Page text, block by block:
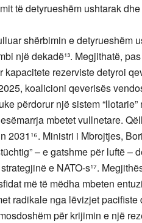
të detyrueshëm ushtarak
shërbimin e detyrueshëm
një dekadë¹³. Megjithatë,
rezerviste detyroi
koalicioni qeverisës
përdorur një sistem
mbetet vullnetare.
2031¹⁶. Ministri i Mbrojtjes,
– e gatshme për luftë –
e NATO-s¹⁷.
më të mëdha mbeten
radikale nga lëvizjet pacifiste
për krijimin e një